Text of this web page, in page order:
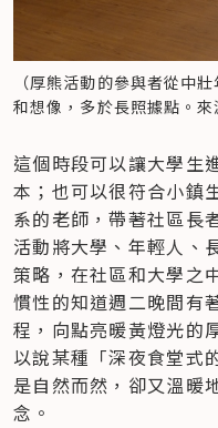
（厚熊活動的參與者從中
和想像，多於長照據點。來
這個時段可以讓大學生
本；也可以很符合小鎮
系的老師，帶著社區長
活動將大學、年輕人、
策略，在社區和大學之
慣性的知道週二晚間有
程，向點亮暖黃燈光的
以說某種「深夜食堂式
是自然而然，卻又溫暖
念。